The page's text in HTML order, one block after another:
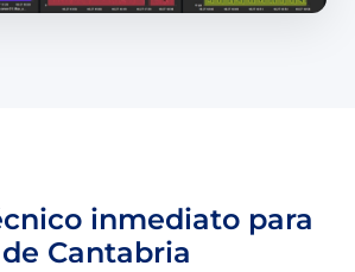
inmediato para
Cantabria